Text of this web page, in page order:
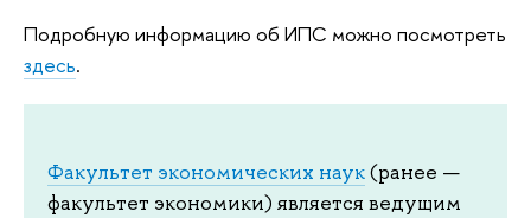
Подробную информацию об ИПС можно посмотреть
здесь.
Факультет экономических наук(ранее —
факультет экономики) является ведущим